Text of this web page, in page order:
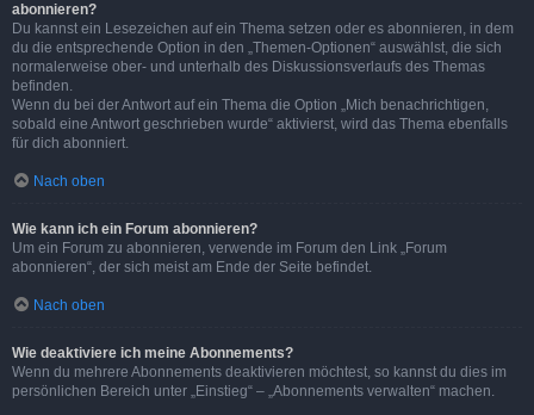
abonnieren?
Du kannst ein Lesezeichen auf ein Thema setzen oder es abonnieren, in dem
du die entsprechende Option in den „Themen-Optionen“ auswählst, die sich
normalerweise ober- und unterhalb des Diskussionsverlaufs des Themas
befinden.
Wenn du bei der Antwort auf ein Thema die Option „Mich benachrichtigen,
sobald eine Antwort geschrieben wurde“ aktivierst, wird das Thema ebenfalls
für dich abonniert.
Nach oben
Wie kann ich ein Forum abonnieren?
Um ein Forum zu abonnieren, verwende im Forum den Link „Forum
abonnieren“, der sich meist am Ende der Seite befindet.
Nach oben
Wie deaktiviere ich meine Abonnements?
Wenn du mehrere Abonnements deaktivieren möchtest, so kannst du dies im
persönlichen Bereich unter „Einstieg“ – „Abonnements verwalten“ machen.